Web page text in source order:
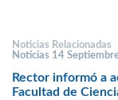
Noticias Relacionadas
Noticias 14
Rector informó a
Facultad de